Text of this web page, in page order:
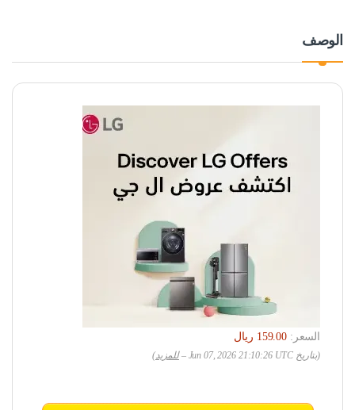
الوصف
السعر:
‏159.00 ريال
(بتاريخ Jun 07, 2026 21:10:26 UTC – للمزيد)